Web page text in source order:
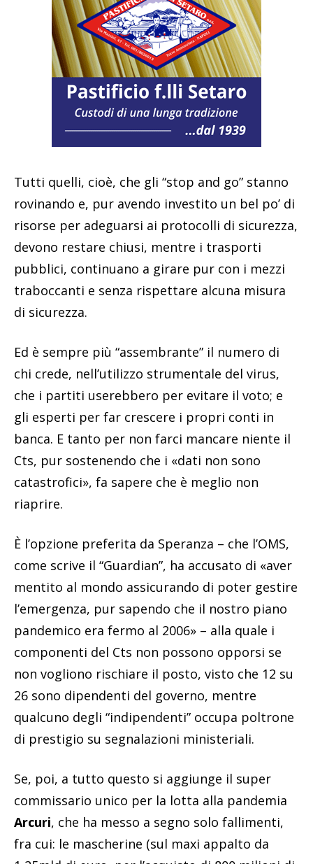
Tutti quelli, cioè, che gli “stop and go” stanno
rovinando e, pur avendo investito un bel po’ di
risorse per adeguarsi ai protocolli di sicurezza,
devono restare chiusi, mentre i trasporti
pubblici, continuano a girare pur con i mezzi
traboccanti e senza rispettare alcuna misura
di sicurezza.
Ed è sempre più “assembrante” il numero di
chi crede, nell’utilizzo strumentale del virus,
che i partiti userebbero per evitare il voto; e
gli esperti per far crescere i propri conti in
banca. E tanto per non farci mancare niente il
Cts, pur sostenendo che i «dati non sono
catastrofici», fa sapere che è meglio non
riaprire.
È l’opzione preferita da Speranza – che l’OMS,
come scrive il “Guardian”, ha accusato di «aver
mentito al mondo assicurando di poter gestire
l’emergenza, pur sapendo che il nostro piano
pandemico era fermo al 2006» – alla quale i
componenti del Cts non possono opporsi se
non vogliono rischiare il posto, visto che 12 su
26 sono dipendenti del governo, mentre
qualcuno degli “indipendenti” occupa poltrone
di prestigio su segnalazioni ministeriali.
Se, poi, a tutto questo si aggiunge il super
commissario unico per la lotta alla pandemia
Arcuri, che ha messo a segno solo fallimenti,
fra cui: le mascherine (sul maxi appalto da